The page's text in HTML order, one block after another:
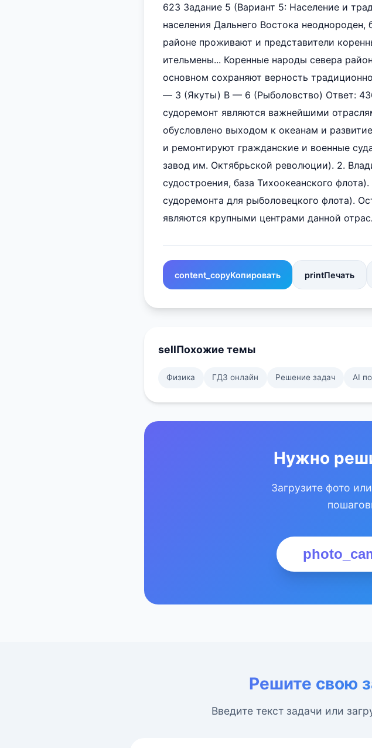
623 Задание 5 (Вариант 5: Население и
населения Дальнего Востока
районе проживают и представители
ительмены... Коренные народы севера
основном сохраняют верность
— 3 (Якуты) В — 6 (Рыболовство) Ответ:
судоремонт являются важнейшими
обусловлено выходом к океанам и
и ремонтируют гражданские и военные
завод им. Октябрьской революции). 2.
судостроения, база Тихоокеанского
судоремонта для рыболовецкого флота).
являются крупными центрами данной
content_copyКопировать printПечать
sellПохожие темы
Физика ГДЗ онлайн Решение задач AI
Нужно
Загрузите фото
Решите свою
Введите текст задачи или